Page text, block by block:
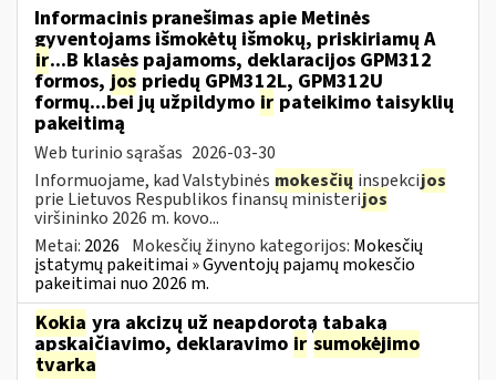
Informacinis pranešimas apie Metinės
gyventojams išmokėtų išmokų, priskiriamų A
ir...B klasės pajamoms, deklaracijos GPM312
formos, jos priedų GPM312L, GPM312U
formų...bei jų užpildymo ir pateikimo taisyklių
pakeitimą
Web turinio sąrašas 2026-03-30
Informuojame, kad Valstybinės mokesčių inspekcijos
prie Lietuvos Respublikos finansų ministerijos
viršininko 2026 m. kovo...
Metai: 2026 Mokesčių žinyno kategorijos: Mokesčių
įstatymų pakeitimai » Gyventojų pajamų mokesčio
pakeitimai nuo 2026 m.
Kokia yra akcizų už neapdorotą tabaką
apskaičiavimo, deklaravimo ir sumokėjimo
tvarka